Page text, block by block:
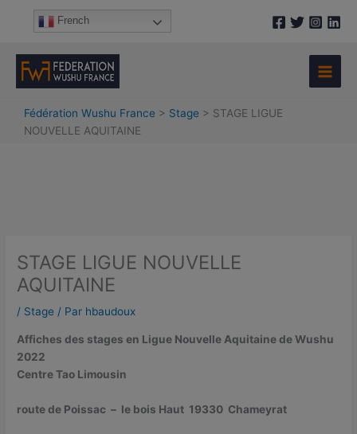
French
Fédération Wushu France > Stage > STAGE LIGUE
NOUVELLE AQUITAINE
STAGE LIGUE NOUVELLE
AQUITAINE
/ Stage / Par hbaudoux
Affiches des stages en Ligue Nouvelle Aquitaine de Wushu
2022
Centre Tao Limousin
route de Poissac – le bois Haut 19330 Chameyrat
c